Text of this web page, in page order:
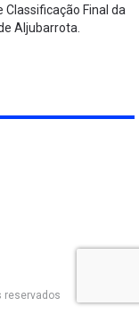
Classificação Final da
Aljubarrota.
reservados